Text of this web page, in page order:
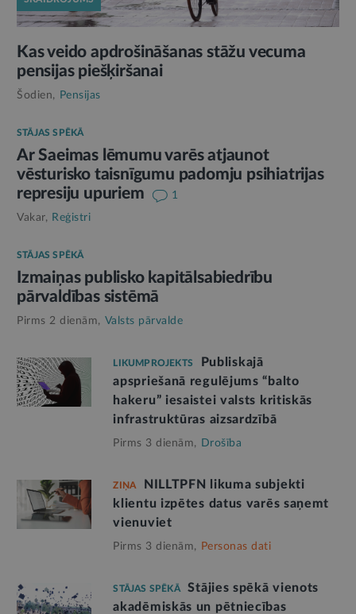
Kas veido apdrošināšanas stāžu vecuma
pensijas piešķiršanai
Šodien, Pensijas
STĀJAS SPĒKĀ
Ar Saeimas lēmumu varēs atjaunot
vēsturisko taisnīgumu padomju psihiatrijas
represiju upuriem
1
Vakar, Reģistri
STĀJAS SPĒKĀ
Izmaiņas publisko kapitālsabiedrību
pārvaldības sistēmā
Pirms 2 dienām, Valsts pārvalde
LIKUMPROJEKTS
Publiskajā
apspriešanā regulējums “balto
hakeru” iesaistei valsts kritiskās
infrastruktūras aizsardzībā
Pirms 3 dienām, Drošība
ZIŅA
NILLTPFN likuma subjekti
klientu izpētes datus varēs saņemt
vienuviet
Pirms 3 dienām, Personas dati
STĀJAS SPĒKĀ
Stājies spēkā vienots
akadēmiskās un pētniecības